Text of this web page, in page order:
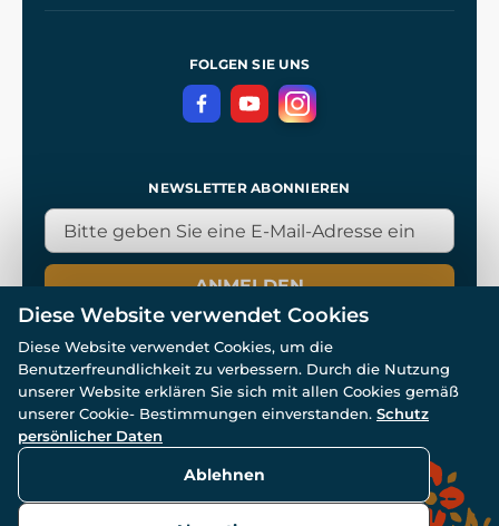
DatenschutzerklärungFOLGEN SIE UNS
NEWSLETTER ABONNIEREN
ANMELDEN
© Alle Rechte vorbehalten. www.wulflund.de 2007-2026.
Powered by
Diese Website verwendet Cookies
Diese Website verwendet Cookies, um die
Benutzerfreundlichkeit zu verbessern. Durch die Nutzung
unserer Website erklären Sie sich mit allen Cookies gemäß
unserer Cookie- Bestimmungen einverstanden. Schutz
persönlicher Daten
Ablehnen